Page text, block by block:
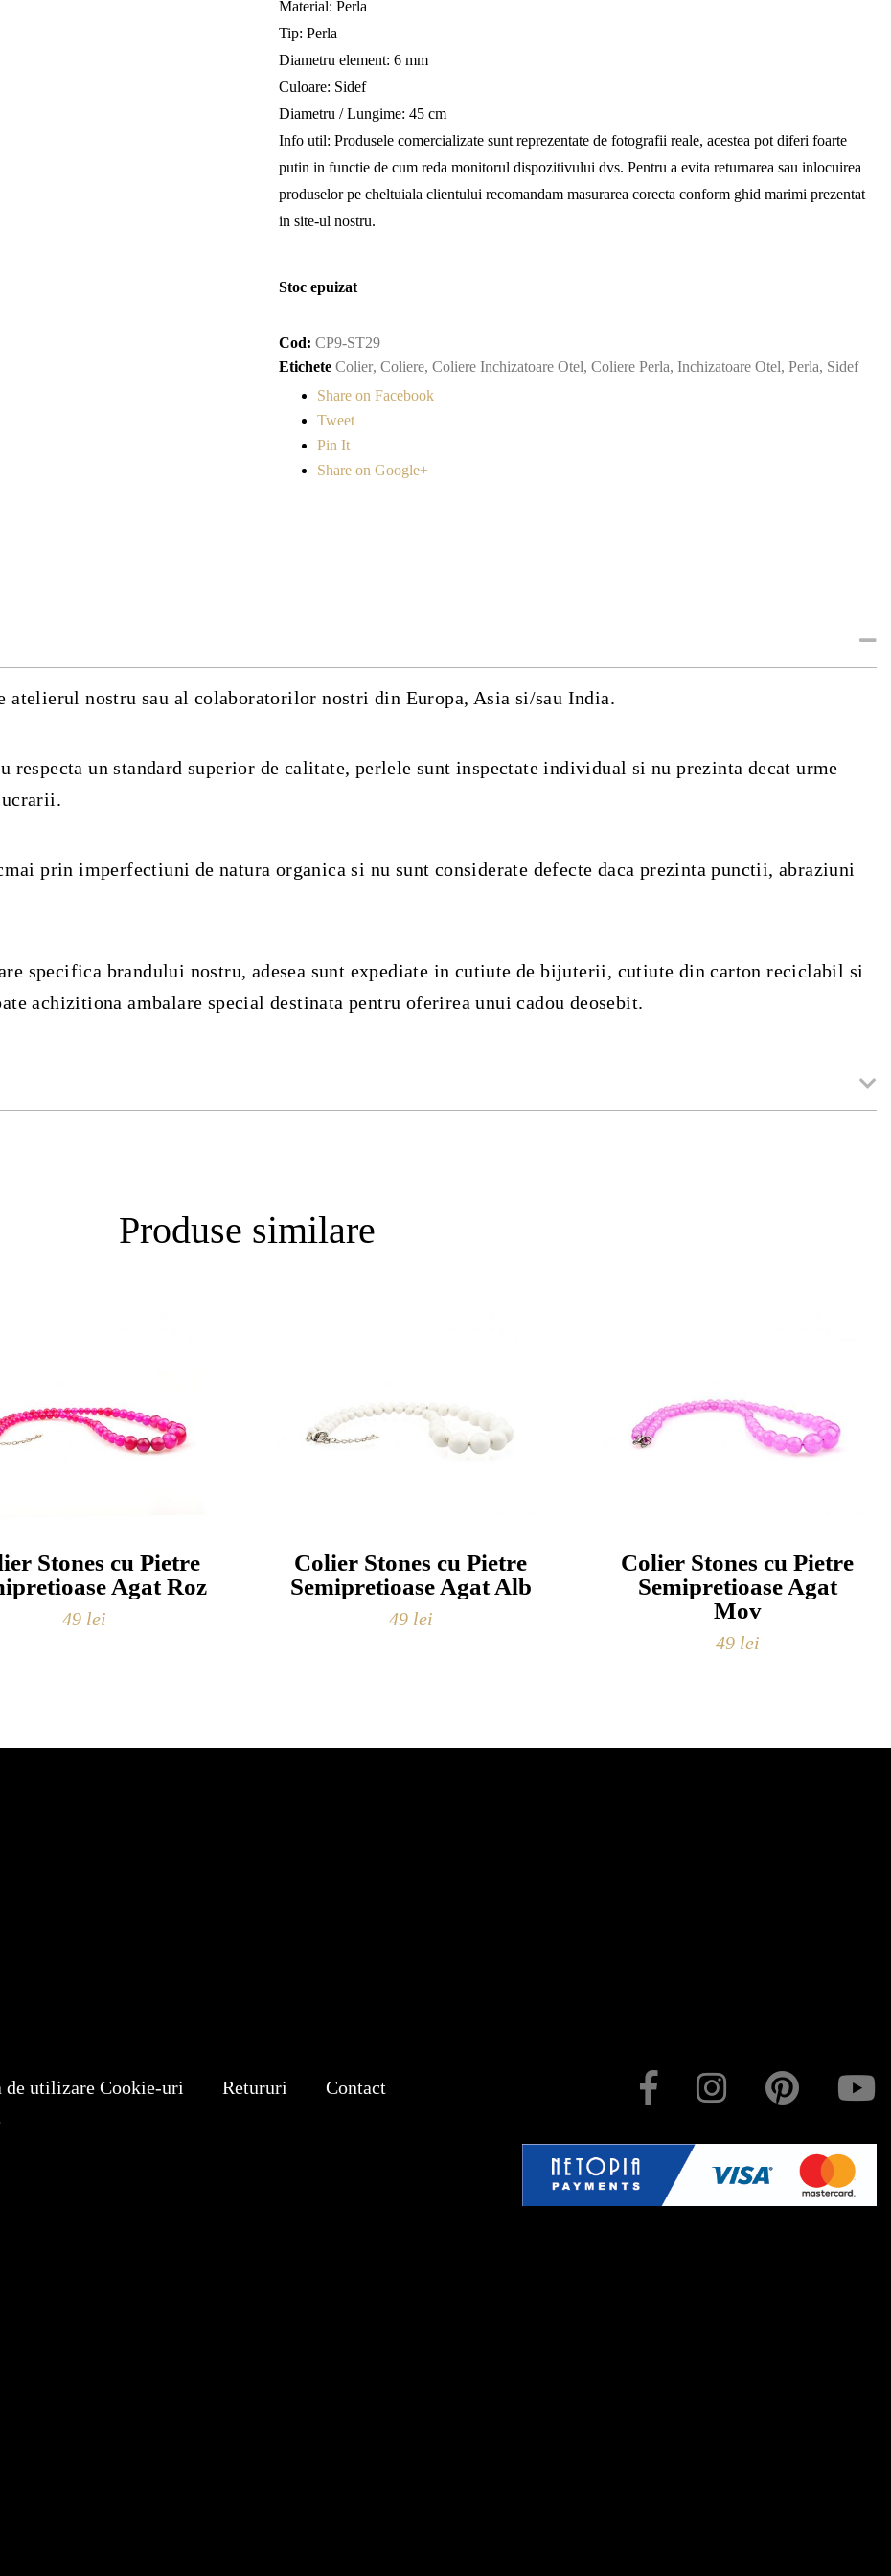
Material: Perla
Tip: Perla
Diametru element: 6 mm
Culoare: Sidef
Diametru / Lungime: 45 cm
Info util: Produsele comercializate sunt reprezentate de fotografii reale, acestea pot diferi foarte
putin in functie de cum reda monitorul dispozitivului dvs. Pentru a evita returnarea sau inlocuirea
produselor pe cheltuiala clientului recomandam masurarea corecta conform ghid marimi prezentat
in site-ul nostru.
Stoc epuizat
Cod:CP9-ST29
Etichete Colier,Coliere,Coliere Inchizatoare Otel,Coliere Perla,Inchizatoare Otel,Perla, Sidef
Share on Facebook
Tweet
Pin It
Share on Google+
atelierul nostru sau al colaboratorilor nostri din Europa, Asia si/sau India.
respecta un standard superior de calitate, perlele sunt inspectate individual si nu prezinta decat urme
prin imperfectiuni de natura organica si nu sunt considerate defecte daca prezinta punctii, abraziuni
specifica brandului nostru, adesea sunt expediate in cutiute de bijuterii, cutiute din carton reciclabil si
achizitiona ambalare special destinata pentru oferirea unui cadou deosebit.
Produse similare
Stones cu Pietre
Agat Roz
49 lei
Colier Stones cu Pietre
Semipretioase Agat Alb
49 lei
Colier Stones cu Pietre
Semipretioase Agat
Mov
49 lei
de utilizare Cookie-uri Retururi
Contact